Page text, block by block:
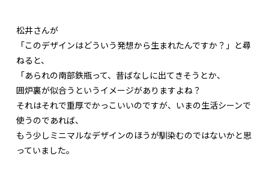
松井さんが
「このデザインはどういう発想から生まれたんですか？」と尋
ねると、
「あられの南部鉄瓶って、昔ばなしに出てきそうとか、
囲炉裏が似合うというイメージがありますよね？
それはそれで重厚でかっこいいのですが、いまの生活シーンで
使うのであれば、
もう少しミニマルなデザインのほうが馴染むのではないかと思
っていました。